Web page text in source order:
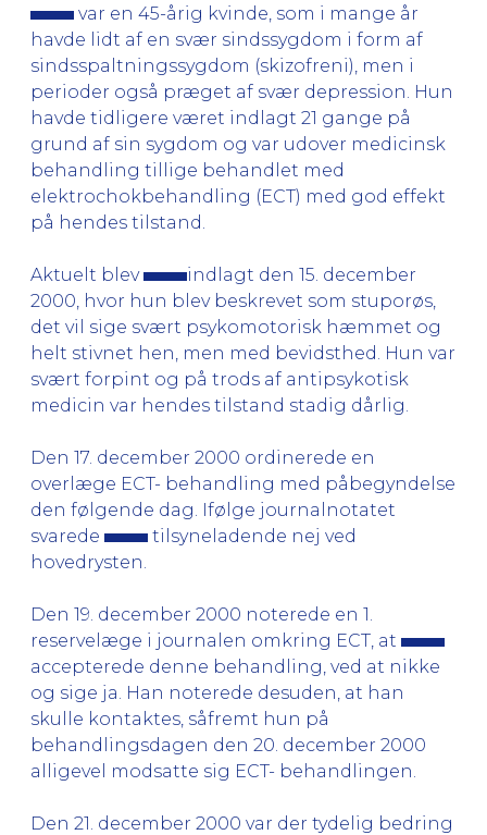
var en 45-årig kvinde, som i mange år
havde lidt af en svær sindssygdom i form af
sindsspaltningssygdom (skizofreni), men i
perioder også præget af svær depression. Hun
havde tidligere været indlagt 21 gange på
grund af sin sygdom og var udover medicinsk
behandling tillige behandlet med
elektrochokbehandling (ECT) med god effekt
på hendes tilstand.
Aktuelt blev
indlagt den 15. december
2000, hvor hun blev beskrevet som stuporøs,
det vil sige svært psykomotorisk hæmmet og
helt stivnet hen, men med bevidsthed. Hun var
svært forpint og på trods af antipsykotisk
medicin var hendes tilstand stadig dårlig.
Den 17. december 2000 ordinerede en
overlæge ECT- behandling med påbegyndelse
den følgende dag. Ifølge journalnotatet
svarede
tilsyneladende nej ved
hovedrysten.
Den 19. december 2000 noterede en 1.
reservelæge i journalen omkring ECT, at
accepterede denne behandling, ved at nikke
og sige ja. Han noterede desuden, at han
skulle kontaktes, såfremt hun på
behandlingsdagen den 20. december 2000
alligevel modsatte sig ECT- behandlingen.
Den 21. december 2000 var der tydelig bedring